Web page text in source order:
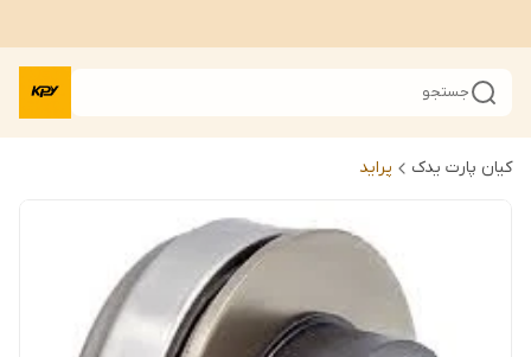
جستجو
کیان پارت یدک پراید